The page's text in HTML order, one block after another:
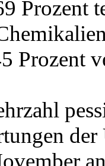
Prozent
Prozent
der